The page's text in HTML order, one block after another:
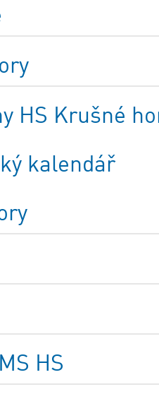
HS Krušné
kalendář
HS